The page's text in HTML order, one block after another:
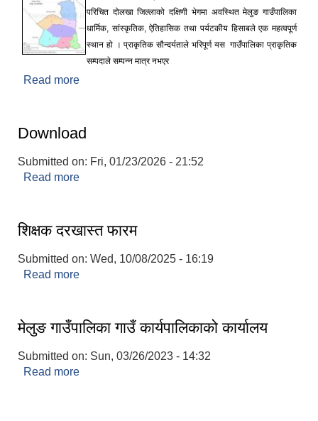
परिचित दोलखा जिल्लाको दक्षिणी भेगमा अवस्थित मेलुङ गाउँपालिका
धार्मिक, सांस्कृतिक, ऐतिहासिक तथा पर्यटकीय हिसाबले एक महत्वपूर्ण
स्थान हो । प्राकृतिक सौन्दर्यताले भरिपूर्ण यस गाउँपालिका प्राकृतिक
सम्पदाले सम्पन्न मात्र नभएर
Read more
Download
Submitted on: Fri, 01/23/2026 - 21:52
Read more
शिक्षक दरखास्त फारम
Submitted on: Wed, 10/08/2025 - 16:19
Read more
मेलुङ गाउँपालिका गाउँ कार्यपालिकाको कार्यालय
Submitted on: Sun, 03/26/2023 - 14:32
Read more